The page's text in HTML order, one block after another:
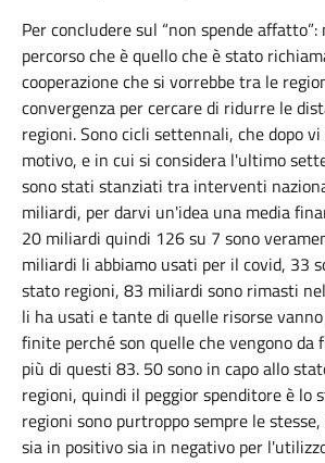
Per concludere sul “non spende
percorso che è quello che è stato
cooperazione che si vorrebbe tra le
convergenza per cercare di ridurre le
regioni. Sono cicli settennali, che dopo
motivo, e in cui si considera l'ultimo
sono stati stanziati tra interventi
miliardi, per darvi un'idea una media
20 miliardi quindi 126 su 7 sono
miliardi li abbiamo usati per il covid, 33
stato regioni, 83 miliardi sono rimasti
li ha usati e tante di quelle risorse
finite perché son quelle che vengono da
più di questi 83. 50 sono in capo allo
regioni, quindi il peggior spenditore è lo
regioni sono purtroppo sempre le
sia in positivo sia in negativo per